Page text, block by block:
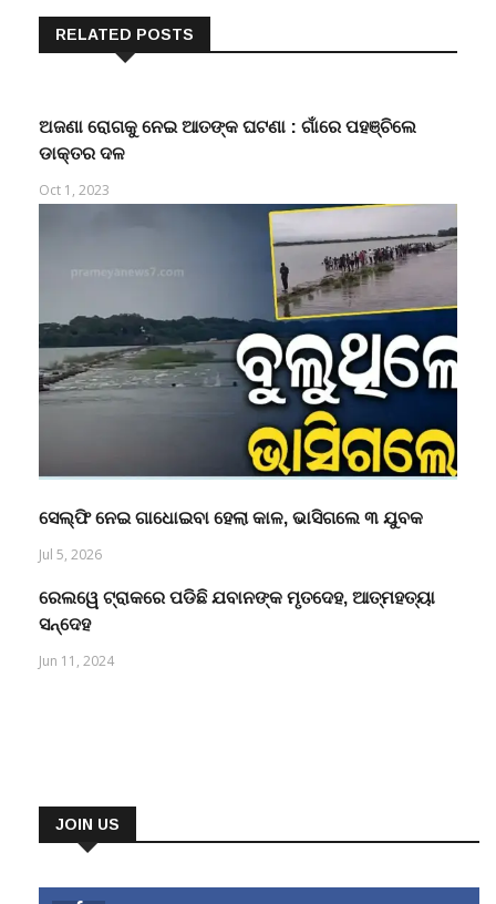
RELATED POSTS
ଅଜଣା ରୋଗକୁ ନେଇ ଆତଙ୍କ ଘଟଣା : ଗାଁରେ ପହଞ୍ଚିଲେ
ଡାକ୍ତର ଦଳ
Oct 1, 2023
ସେଲ୍ଫି ନେଇ ଗାଧୋଇବା ହେଲା କାଳ, ଭାସିଗଲେ ୩ ଯୁବକ
Jul 5, 2026
ରେଲୱେ ଟ୍ରାକରେ ପଡିଛି ଯବାନଙ୍କ ମୃତଦେହ, ଆତ୍ମହତ୍ୟା
ସନ୍ଦେହ
Jun 11, 2024
JOIN US